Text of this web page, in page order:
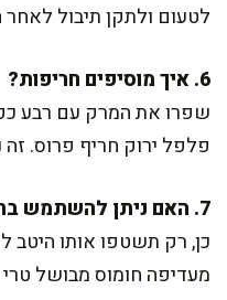
לטעום ולתקן תיבול
6. איך מוסיפים חריפות?
שפרו את המרק עם רבע
פלפל ירוק חריף פרוס.
7. האם ניתן להשתמש בחומוס משימורים?
כן, רק תשטפו אותו היטב
מעדיפה חומוס מבושל